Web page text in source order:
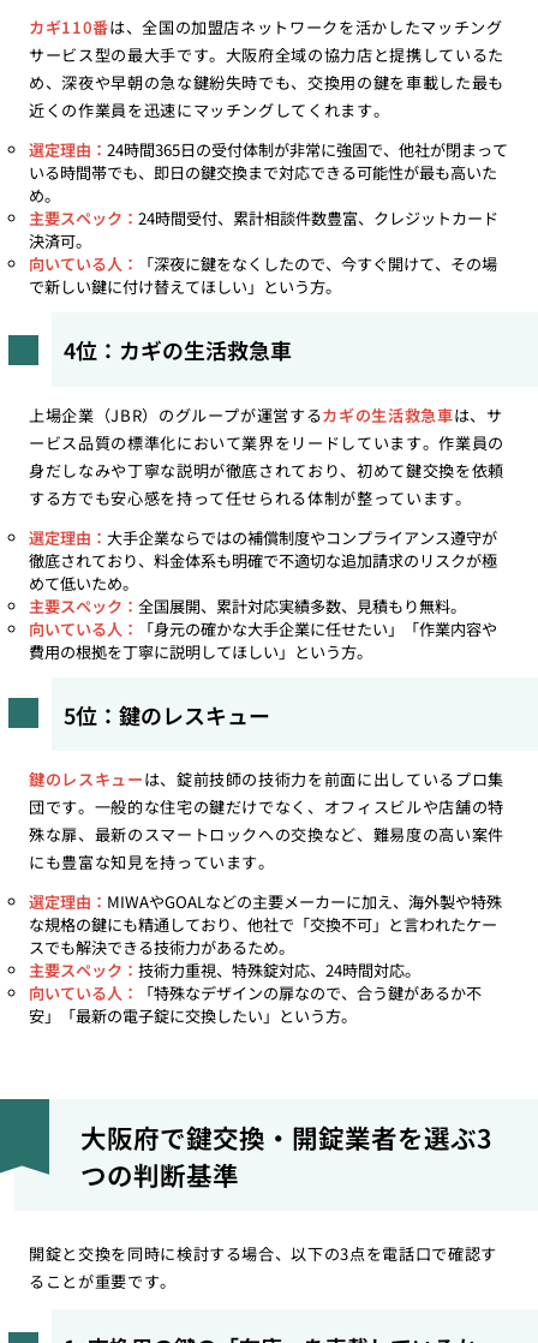
カギ110番は、全国の加盟店ネットワークを活かしたマッチング
サービス型の最大手です。大阪府全域の協力店と提携しているた
め、深夜や早朝の急な鍵紛失時でも、交換用の鍵を車載した最も
近くの作業員を迅速にマッチングしてくれます。
選定理由： 24時間365日の受付体制が非常に強固で、他社が閉まって
いる時間帯でも、即日の鍵交換まで対応できる可能性が最も高いた
め。
主要スペック： 24時間受付、累計相談件数豊富、クレジットカード
決済可。
向いている人：
「深夜に鍵をなくしたので、今すぐ開けて、その場
で新しい鍵に付け替えてほしい」という方。
4位：カギの生活救急車
上場企業（JBR）のグループが運営するカギの生活救急車は、サ
ービス品質の標準化において業界をリードしています。作業員の
身だしなみや丁寧な説明が徹底されており、初めて鍵交換を依頼
する方でも安心感を持って任せられる体制が整っています。
選定理由： 大手企業ならではの補償制度やコンプライアンス遵守が
徹底されており、料金体系も明確で不適切な追加請求のリスクが極
めて低いため。
主要スペック： 全国展開、累計対応実績多数、見積もり無料。
向いている人：
「身元の確かな大手企業に任せたい」「作業内容や
費用の根拠を丁寧に説明してほしい」という方。
5位：鍵のレスキュー
鍵のレスキューは、錠前技師の技術力を前面に出しているプロ集
団です。一般的な住宅の鍵だけでなく、オフィスビルや店舗の特
殊な扉、最新のスマートロックへの交換など、難易度の高い案件
にも豊富な知見を持っています。
選定理由： MIWAやGOALなどの主要メーカーに加え、海外製や特殊
な規格の鍵にも精通しており、他社で「交換不可」と言われたケー
スでも解決できる技術力があるため。
主要スペック： 技術力重視、特殊錠対応、24時間対応。
向いている人：
「特殊なデザインの扉なので、合う鍵があるか不
安」「最新の電子錠に交換したい」という方。
大阪府で鍵交換・開錠業者を選ぶ3
つの判断基準
開錠と交換を同時に検討する場合、以下の3点を電話口で確認す
ることが重要です。